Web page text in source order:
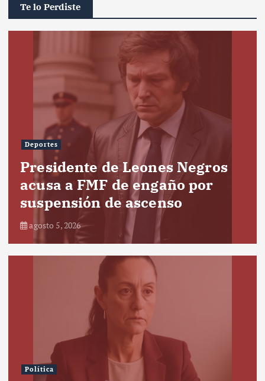
Te lo Perdiste
Deportes
Presidente de Leones Negros
acusa a FMF de engaño por
suspensión de ascenso
agosto 5, 2026
Política